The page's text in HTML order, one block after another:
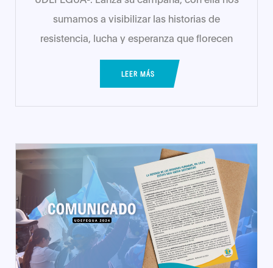
sumamos a visibilizar las historias de
resistencia, lucha y esperanza que florecen
LEER MÁS